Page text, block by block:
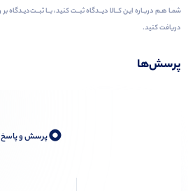
دریافت کنید.
پرسش‌ها
0پرسش و پاسخ